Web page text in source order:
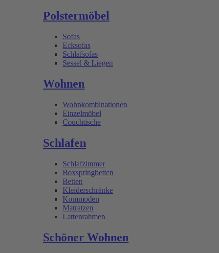
Polstermöbel
Sofas
Ecksofas
Schlafsofas
Sessel & Liegen
Wohnen
Wohnkombinationen
Einzelmöbel
Couchtische
Schlafen
Schlafzimmer
Boxspringbetten
Betten
Kleiderschränke
Kommoden
Matratzen
Lattenrahmen
Schöner Wohnen